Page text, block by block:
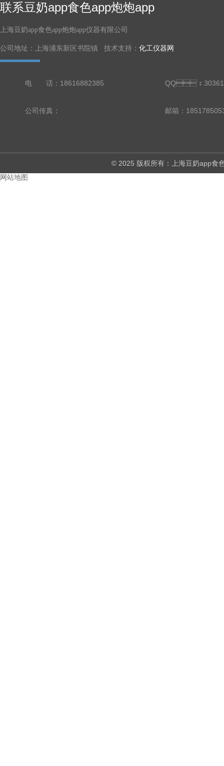
联系豆奶app食色app炮炮app
上海豆奶app食色app炮炮app仪器有限公司
公司地址：上海浦东新区书院镇 技术支持： 化工仪器网
电 话：18616882385 QQ：
公司传真： 邮箱：
© 2025 版权所有：上海豆奶app
网站地图